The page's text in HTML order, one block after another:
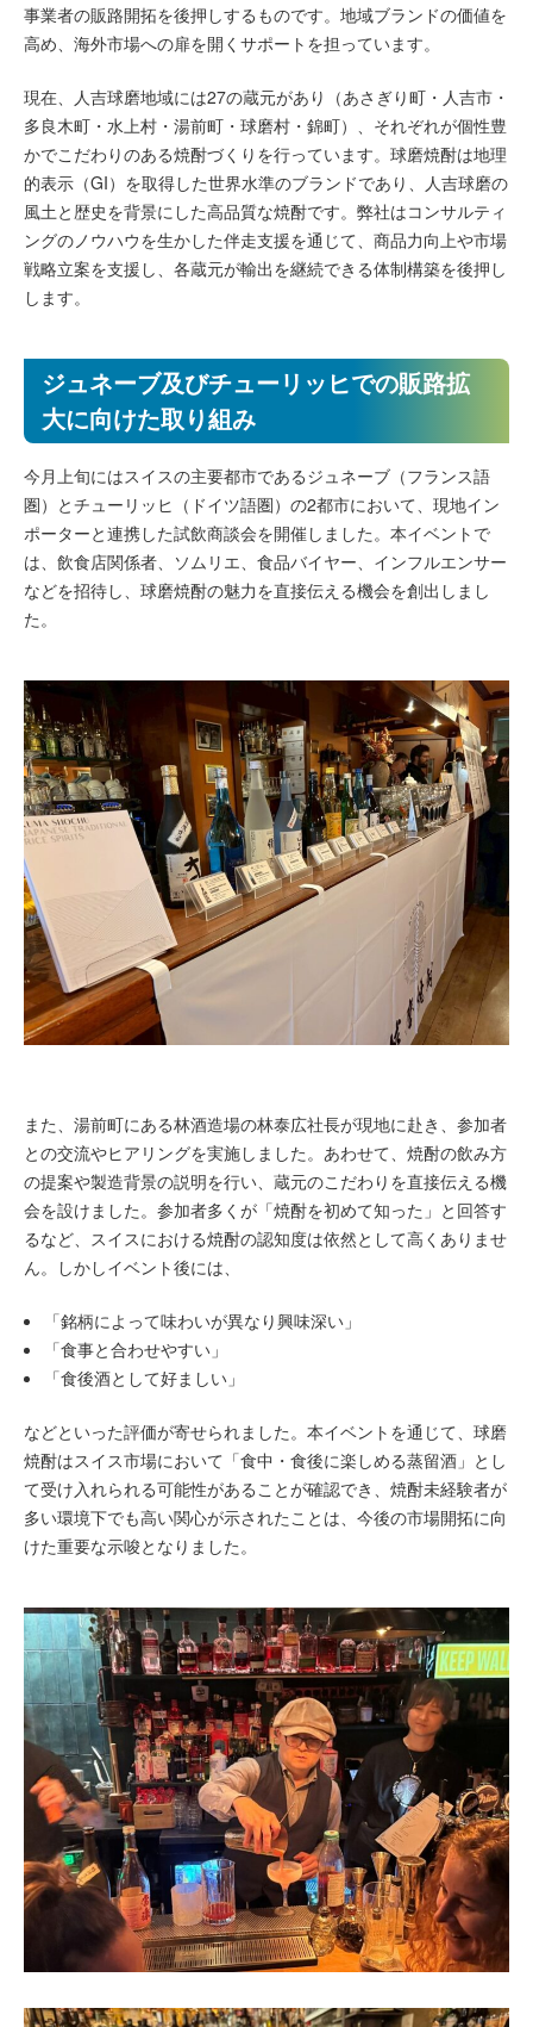
事業者の販路開拓を後押しするものです。地域ブランドの価値を
高め、海外市場への扉を開くサポートを担っています。
現在、人吉球磨地域には27の蔵元があり（あさぎり町・人吉市・
多良木町・水上村・湯前町・球磨村・錦町）、それぞれが個性豊
かでこだわりのある焼酎づくりを行っています。球磨焼酎は地理
的表示（GI）を取得した世界水準のブランドであり、人吉球磨の
風土と歴史を背景にした高品質な焼酎です。弊社はコンサルティ
ングのノウハウを生かした伴走支援を通じて、商品力向上や市場
戦略立案を支援し、各蔵元が輸出を継続できる体制構築を後押し
します。
ジュネーブ及びチューリッヒでの販路拡
大に向けた取り組み
今月上旬にはスイスの主要都市であるジュネーブ（フランス語
圏）とチューリッヒ（ドイツ語圏）の2都市において、現地イン
ポーターと連携した試飲商談会を開催しました。本イベントで
は、飲食店関係者、ソムリエ、食品バイヤー、インフルエンサー
などを招待し、球磨焼酎の魅力を直接伝える機会を創出しまし
た。
また、湯前町にある林酒造場の林泰広社長が現地に赴き、参加者
との交流やヒアリングを実施しました。あわせて、焼酎の飲み方
の提案や製造背景の説明を行い、蔵元のこだわりを直接伝える機
会を設けました。参加者多くが「焼酎を初めて知った」と回答す
るなど、スイスにおける焼酎の認知度は依然として高くありませ
ん。しかしイベント後には、
「銘柄によって味わいが異なり興味深い」
「食事と合わせやすい」
「食後酒として好ましい」
などといった評価が寄せられました。本イベントを通じて、球磨
焼酎はスイス市場において「食中・食後に楽しめる蒸留酒」とし
て受け入れられる可能性があることが確認でき、焼酎未経験者が
多い環境下でも高い関心が示されたことは、今後の市場開拓に向
けた重要な示唆となりました。